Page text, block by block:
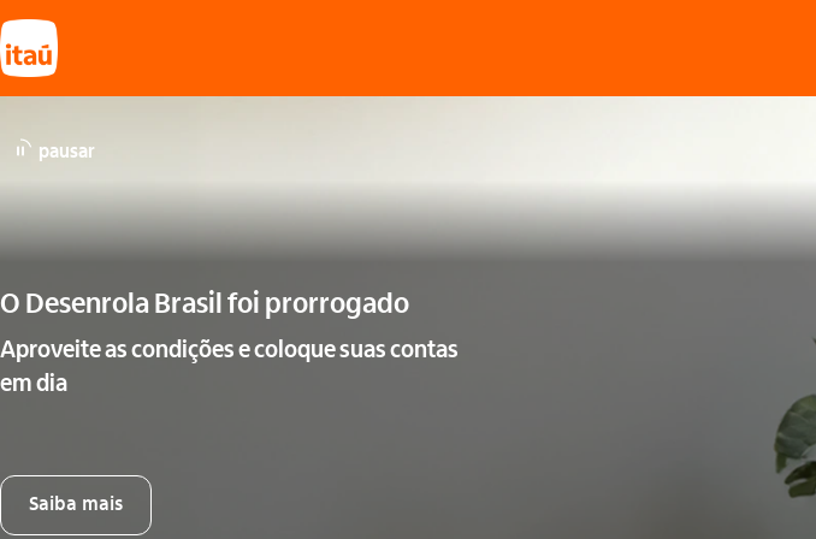
pausar
O Desenrola Brasil foi prorrogado
Aproveite as condições e coloque suas contas
em dia
Saiba mais